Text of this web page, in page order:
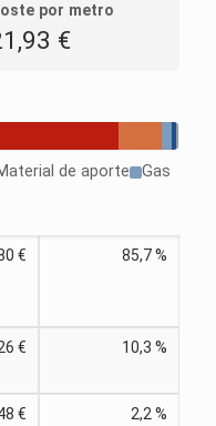
por metro
€
de aporte
Gas
€ 85,7 %
€ 10,3 %
€ 2,2 %